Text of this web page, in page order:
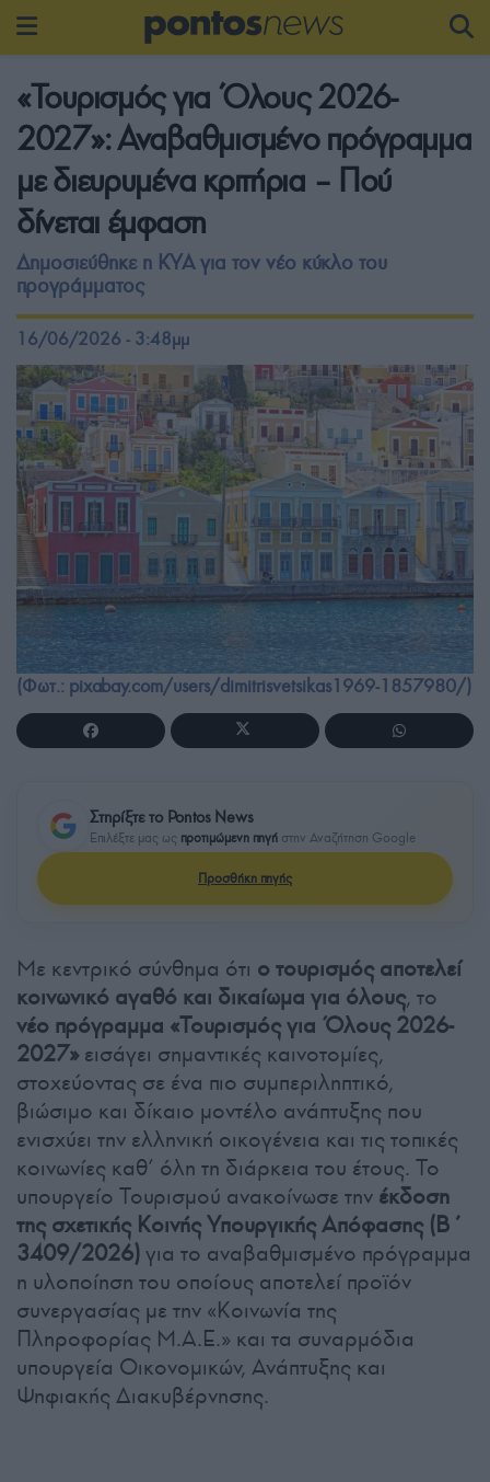
«Τουρισμός για Όλους 2026-
2027»: Αναβαθμισμένο πρόγραμμα
με διευρυμένα κριτήρια – Πού
δίνεται έμφαση
Δημοσιεύθηκε η ΚΥΑ για τον νέο κύκλο του
προγράμματος
16/06/2026 - 3:48μμ
(Φωτ.: pixabay.com/users/dimitrisvetsikas1969-1857980/)
Στηρίξτε το Pontos News
Επιλέξτε μας ως προτιμώμενη πηγή στην Αναζήτηση Google
Προσθήκη πηγής
Με κεντρικό σύνθημα ότι ο τουρισμός αποτελεί
κοινωνικό αγαθό και δικαίωμα για όλους, το
νέο πρόγραμμα «Τουρισμός για Όλους 2026-
2027» εισάγει σημαντικές καινοτομίες,
στοχεύοντας σε ένα πιο συμπεριληπτικό,
βιώσιμο και δίκαιο μοντέλο ανάπτυξης που
ενισχύει την ελληνική οικογένεια και τις τοπικές
κοινωνίες καθ’ όλη τη διάρκεια του έτους. Το
υπουργείο Τουρισμού ανακοίνωσε την έκδοση
της σχετικής Κοινής Υπουργικής Απόφασης (Β΄
3409/2026)για το αναβαθμισμένο πρόγραμμα
η υλοποίηση του οποίους αποτελεί προϊόν
συνεργασίας με την «Κοινωνία της
Πληροφορίας Μ.Α.Ε.» και τα συναρμόδια
υπουργεία Οικονομικών, Ανάπτυξης και
Ψηφιακής Διακυβέρνησης.